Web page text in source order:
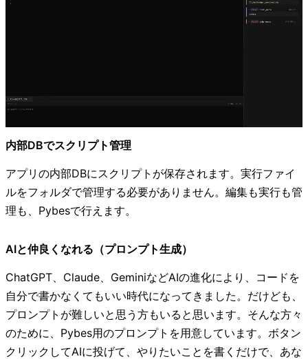
内部DBでスクリプト管理
アプリの内部DBにスクリプトが保存されます。実行ファイ
ルをフォルダで管理する必要がありません。編集も実行も管
理も、Pybesで行えます。
AIと仲良くなれる（プロンプト生成）
ChatGPT、Claude、GeminiなどAIの進化により、コードを
自分で書かなくてもいい時代になってきました。だけども、
プロンプトが難しいと思う方もいると思います。そんな方々
のために、Pybes用のプロンプトを用意しています。ボタン
クリックしてAIに投げて、やりたいことを書くだけで、あな